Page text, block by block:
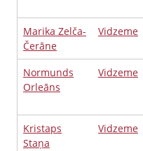
Marika Zelča-
Čerāne
Vidzeme
Normunds
Orleāns
Vidzeme
Kristaps
Staņa
Vidzeme